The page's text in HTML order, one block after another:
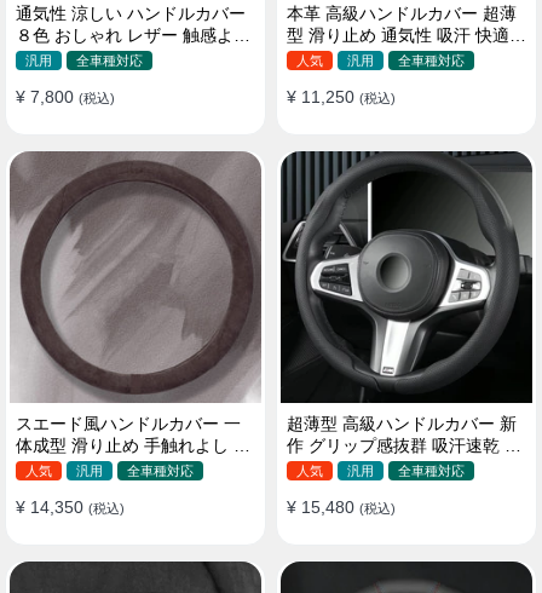
通気性 涼しい ハンドルカバー
８色 おしゃれ レザー 触感よく
シンブル 落ち着いた気品
汎用 全車種対応
¥ 7,800 (税込)
本革 高級ハンドルカバー 超薄
型 滑り止め 通気性 吸汗 快適
耐久性 四季汎用 35~40CM
人気 汎用 全車種対応
¥ 11,250 (税込)
スエード風ハンドルカバー 一
体成型 滑り止め 手触れよし 吸
汗 高級感 四季汎用 35~38CM
人気 汎用 全車種対応
¥ 14,350 (税込)
超薄型 高級ハンドルカバー 新
作 グリップ感抜群 吸汗速乾 ス
エード ナパレザー 通年使用
人気 汎用 全車種対応
¥ 15,480 (税込)